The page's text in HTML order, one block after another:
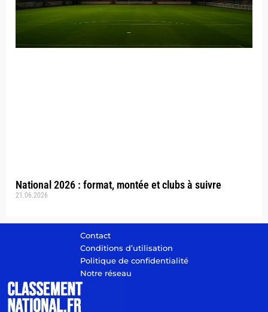
National 2026 : format, montée et clubs à suivre
21.06.2026
Contact
Conditions d’utilisation
Politique de confidentialité
Notre réseau